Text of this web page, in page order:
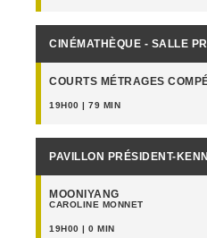
CINÉMATHÈQUE - SALLE
COURTS MÉTRAGES
19H00 | 79 MIN
PAVILLON PRÉSIDENT-
MOONIYANG
CAROLINE MONNET
19H00 | 0 MIN